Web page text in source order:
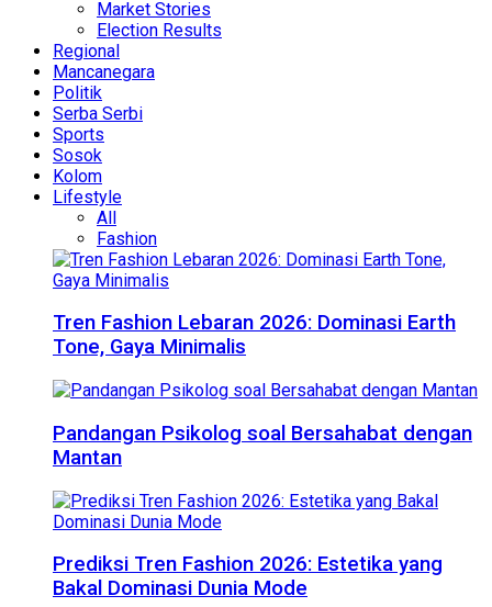
Market Stories
Election Results
Regional
Mancanegara
Politik
Serba Serbi
Sports
Sosok
Kolom
Lifestyle
All
Fashion
Tren Fashion Lebaran 2026: Dominasi Earth
Tone, Gaya Minimalis
Pandangan Psikolog soal Bersahabat dengan
Mantan
Prediksi Tren Fashion 2026: Estetika yang
Bakal Dominasi Dunia Mode